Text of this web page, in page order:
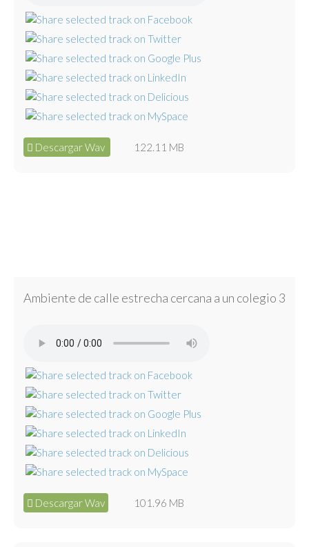
Descargar Wav 122.11 MB
Ambiente de calle estrecha cercana a un colegio 3
Descargar Wav 101.96 MB